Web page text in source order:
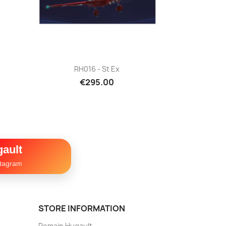
Quick view
RH016 - St Ex
€295.00
STORE INFORMATION